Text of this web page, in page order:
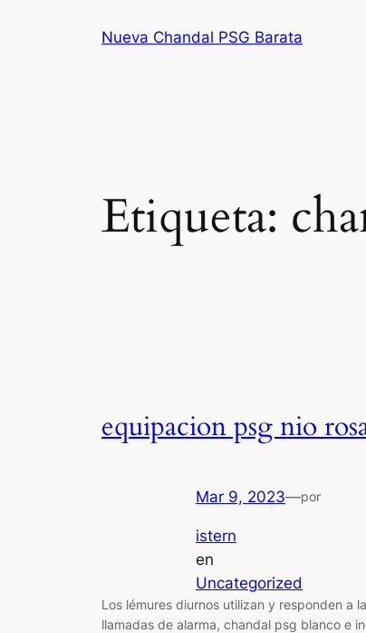
Nueva Chandal PSG Barata
Etiqueta:
equipacion psg nio
Mar 9, 2023—por
istern
en
Uncategorized
Los lémures diurnos utilizan y responden a
llamadas de alarma, chandal psg blanco e